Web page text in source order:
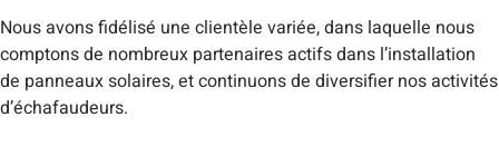
Nous avons fidélisé une clientèle variée, dans laquelle nous
comptons de nombreux partenaires actifs dans l’installation
de panneaux solaires, et continuons de diversifier nos activités
d’échafaudeurs.